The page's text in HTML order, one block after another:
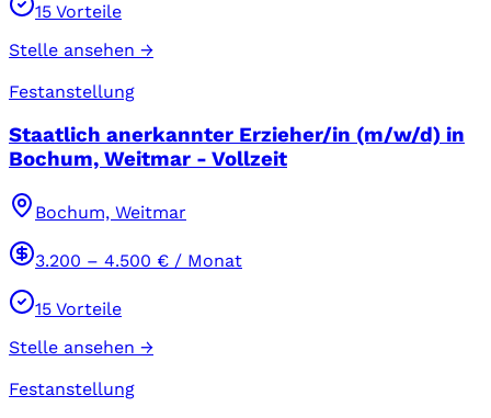
15 Vorteile
Stelle ansehen →
Festanstellung
Staatlich anerkannter Erzieher/in (m/w/d) in
Bochum, Weitmar - Vollzeit
Bochum, Weitmar
3.200 – 4.500 € / Monat
15 Vorteile
Stelle ansehen →
Festanstellung